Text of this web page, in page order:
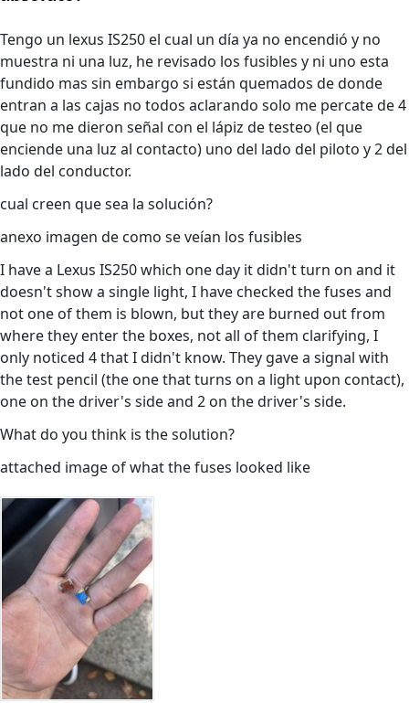
Tengo un lexus IS250 el cual un día ya no encendió y no
muestra ni una luz, he revisado los fusibles y ni uno esta
fundido mas sin embargo si están quemados de donde
entran a las cajas no todos aclarando solo me percate de 4
que no me dieron señal con el lápiz de testeo (el que
enciende una luz al contacto) uno del lado del piloto y 2 del
lado del conductor.
cual creen que sea la solución?
anexo imagen de como se veían los fusibles
I have a Lexus IS250 which one day it didn't turn on and it
doesn't show a single light, I have checked the fuses and
not one of them is blown, but they are burned out from
where they enter the boxes, not all of them clarifying, I
only noticed 4 that I didn't know. They gave a signal with
the test pencil (the one that turns on a light upon contact),
one on the driver's side and 2 on the driver's side.
What do you think is the solution?
attached image of what the fuses looked like